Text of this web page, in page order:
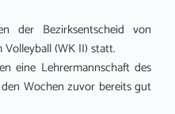
der Bezirksentscheid von
(WK II) statt.
eine Lehrermannschaft des
Wochen zuvor bereits gut